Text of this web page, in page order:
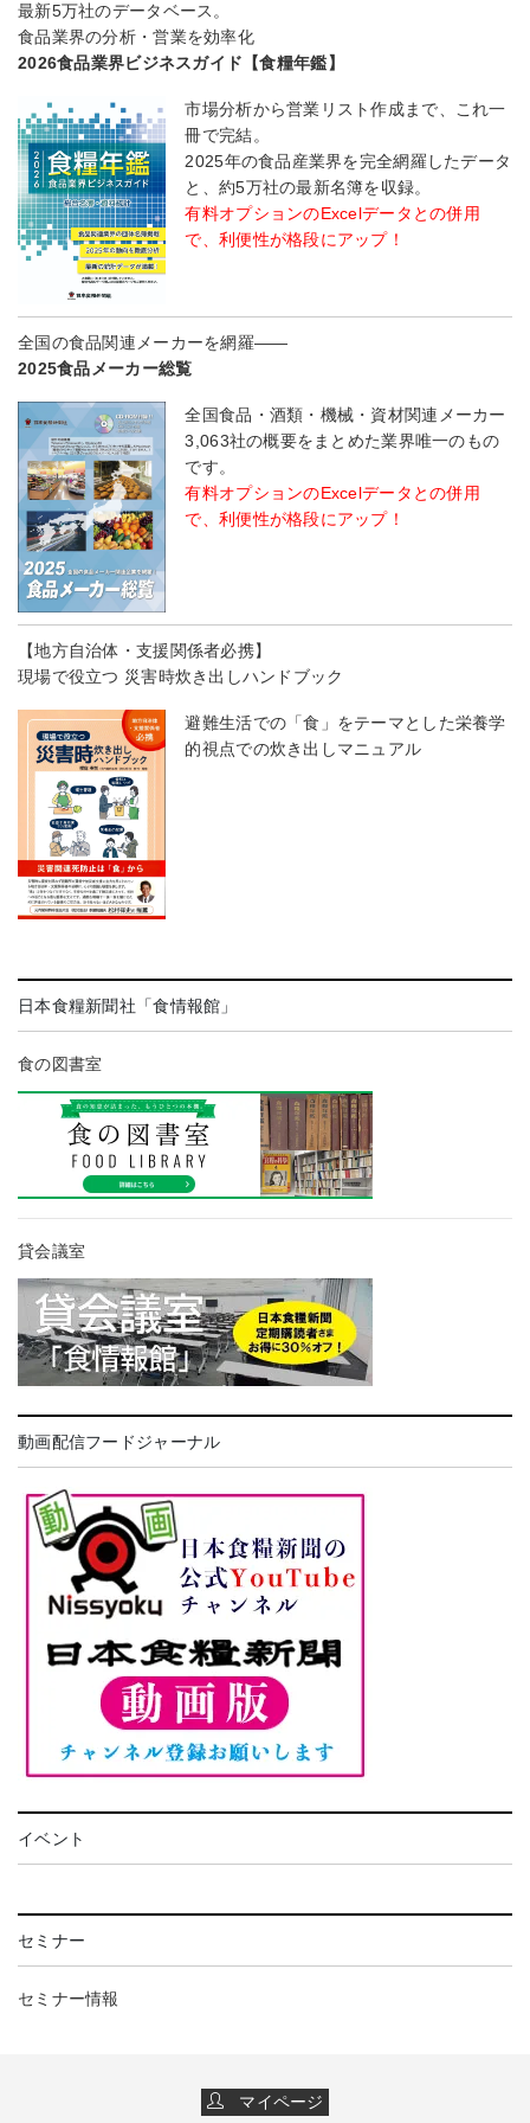
最新5万社のデータベース。
食品業界の分析・営業を効率化
2026食品業界ビジネスガイド【食糧年鑑】
市場分析から営業リスト作成まで、これ一
冊で完結。
2025年の食品産業界を完全網羅したデータ
と、約5万社の最新名簿を収録。
有料オプションのExcelデータとの併用
で、利便性が格段にアップ！
全国の食品関連メーカーを網羅――
2025食品メーカー総覧
全国食品・酒類・機械・資材関連メーカー
3,063社の概要をまとめた業界唯一のもの
です。
有料オプションのExcelデータとの併用
で、利便性が格段にアップ！
【地方自治体・支援関係者必携】
現場で役立つ 災害時炊き出しハンドブック
避難生活での「食」をテーマとした栄養学
的視点での炊き出しマニュアル
日本食糧新聞社「食情報館」
食の図書室
貸会議室
動画配信フードジャーナル
イベント
セミナー
セミナー情報
マイページ